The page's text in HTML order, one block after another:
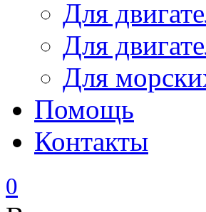
Для
Для
Для
Помощь
Контакты
0